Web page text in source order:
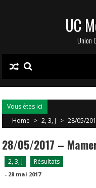
UC
Union
Vous êtes ici
Home > 2, 3, J > 28/05/
28/05/2017 –
2, 3, J Résultats
- 28 mai 2017